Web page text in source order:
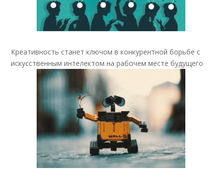
Креативность станет ключом в конкурентной борьбе с
искусственным интелектом на рабочем месте будущего